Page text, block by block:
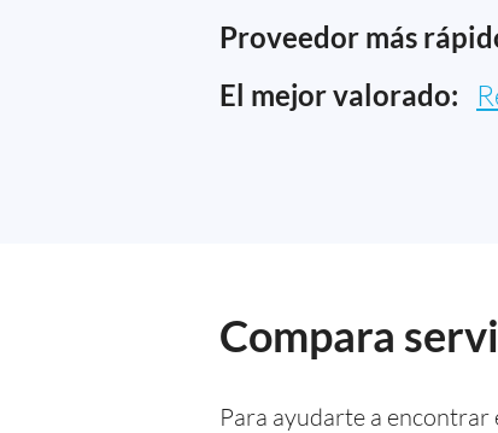
Proveedor más
El mejor valorado:
Compara
Para ayudarte a